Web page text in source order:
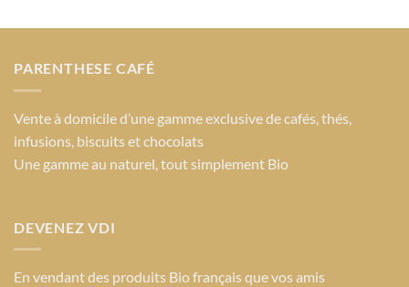
PARENTHESE CAFÉ
Vente à domicile d’une gamme exclusive de cafés, thés,
infusions, biscuits et chocolats
Une gamme au naturel, tout simplement Bio
DEVENEZ VDI
En vendant des produits Bio français que vos amis